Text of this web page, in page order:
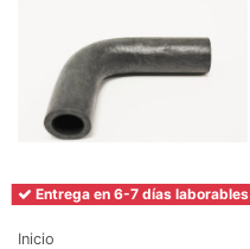
Entrega en 6-7 días laborables
Inicio